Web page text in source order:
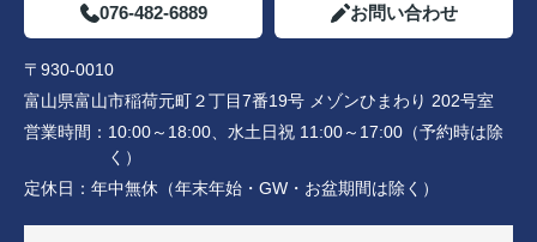
076-482-6889 お問い合わせ
〒930-0010
富山県富山市稲荷元町２丁目7番19号 メゾンひまわり 202号室
営業時間： 10:00～18:00、水土日祝 11:00～17:00（予約時は除
く）
定休日： 年中無休（年末年始・GW・お盆期間は除く）